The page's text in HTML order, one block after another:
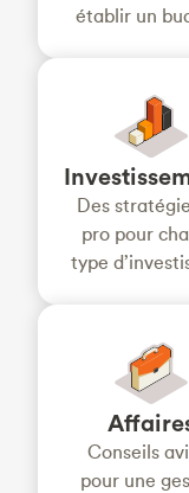
établir un
Des
pro pour
type
Conseils
pour une